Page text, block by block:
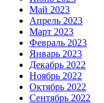
Май 2023
Апрель 2023
Март 2023
Февраль 2023
Январь 2023
Декабрь 2022
Ноябрь 2022
Октябрь 2022
Сентябрь 2022